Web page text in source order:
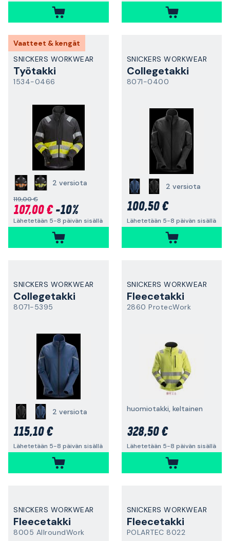
Vaatteet & kengät
SNICKERS WORKWEAR
Työtakki
1534-0466
2 versiota
119,00 €
107,00 €-10%
Lähetetään 5-8 päivän sisällä
SNICKERS WORKWEAR
Collegetakki
8071-0400
2 versiota
100,50 €
Lähetetään 5-8 päivän sisällä
SNICKERS WORKWEAR
Collegetakki
8071-5395
2 versiota
115,10 €
Lähetetään 5-8 päivän sisällä
SNICKERS WORKWEAR
Fleecetakki
2860 ProtecWork
huomiotakki, keltainen
328,50 €
Lähetetään 5-8 päivän sisällä
SNICKERS WORKWEAR
Fleecetakki
8005 AllroundWork
SNICKERS WORKWEAR
Fleecetakki
POLARTEC 8022